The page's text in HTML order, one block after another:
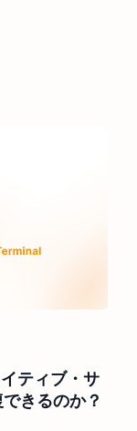
ティブ・サ
きるのか？